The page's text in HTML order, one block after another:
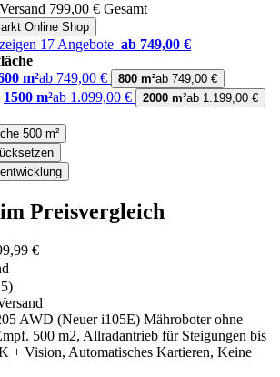
799,00 € Gesamt
Online Shop
17 Angebote ab 749,00 €
m²ab 749,00 € 800 m²ab 749,00 €
1500 m²ab 1.099,00 € 2000 m²ab 1.199,00 €
500 m²
Preisvergleich
€
AWD (Neuer i105E) Mähroboter ohne
500 m2, Allradantrieb für Steigungen bis
+ Vision, Automatisches Kartieren, Keine